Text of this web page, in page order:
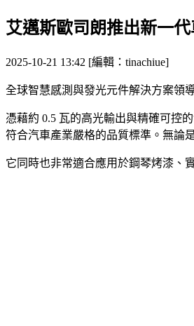
艾邁斯歐司朗推出新一
2025-10-21 13:42 [編輯：tinachiue]
全球智慧感測與發光元件解決方案領
憑藉約 0.5 瓦的高光輸出與精確可控
符合汽車產業嚴格的品質標準。無論
它同時也非常適合應用於鋼琴烤漆、